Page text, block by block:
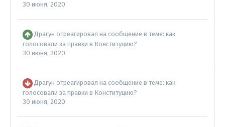
30 июня, 2020
Драгун отреагировал на сообщение в теме: как
голосовали за правки в Конституцию?
30 июня, 2020
Драгун отреагировал на сообщение в теме: как
голосовали за правки в Конституцию?
30 июня, 2020